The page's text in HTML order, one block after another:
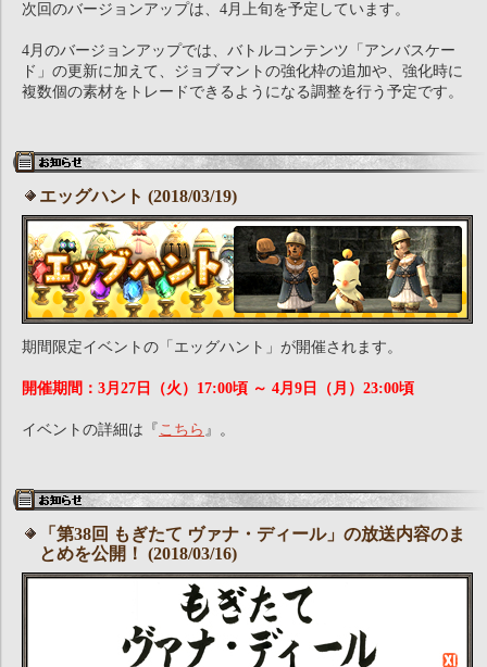
次回のバージョンアップは、4月上旬を予定しています。
4月のバージョンアップでは、バトルコンテンツ「アンバスケー
ド」の更新に加えて、ジョブマントの強化枠の追加や、強化時に
複数個の素材をトレードできるようになる調整を行う予定です。
エッグハント (2018/03/19)
期間限定イベントの「エッグハント」が開催されます。
開催期間：3月27日（火）17:00頃 ～ 4月9日（月）23:00頃
イベントの詳細は『 こちら 』。
「第38回 もぎたて ヴァナ・ディール」の放送内容のま
とめを公開！ (2018/03/16)